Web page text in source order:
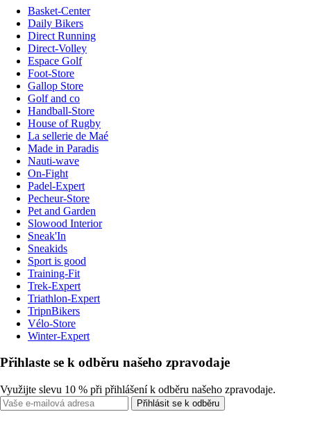
Basket-Center
Daily Bikers
Direct Running
Direct-Volley
Espace Golf
Foot-Store
Gallop Store
Golf and co
Handball-Store
House of Rugby
La sellerie de Maé
Made in Paradis
Nauti-wave
On-Fight
Padel-Expert
Pecheur-Store
Pet and Garden
Slowood Interior
Sneak'In
Sneakids
Sport is good
Training-Fit
Trek-Expert
Triathlon-Expert
TripnBikers
Vélo-Store
Winter-Expert
Přihlaste se k odběru našeho zpravodaje
Využijte slevu 10 % při přihlášení k odběru našeho zpravodaje.
Přihlásit se k odběru